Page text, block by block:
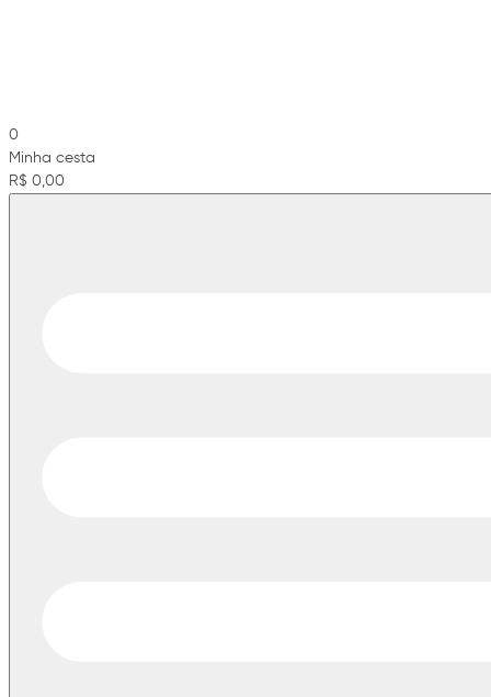
0
Minha cesta
R$ 0,00